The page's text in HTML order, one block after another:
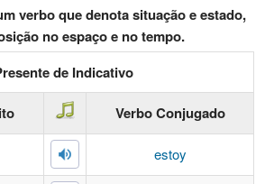
verbo que denota situação e estado,
no espaço e no tempo.
de Indicativo
Verbo Conjugado
estoy